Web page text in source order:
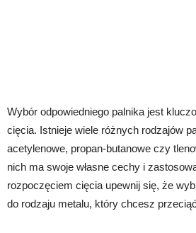
Wybór odpowiedniego palnika jest
cięcia. Istnieje wiele różnych rodzajów
acetylenowe, propan-butanowe czy
nich ma swoje własne cechy i
rozpoczęciem cięcia upewnij się, że
do rodzaju metalu, który chcesz